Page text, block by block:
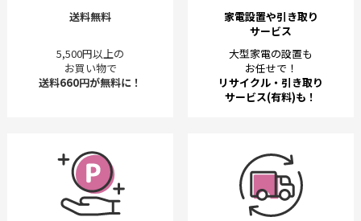
送料無料
5,500円以上の
お買い物で
送料660円が無料に！
家電設置や引き取り
サービス
大型家電の設置も
お任せで！
リサイクル・引き取り
サービス(有料)も！